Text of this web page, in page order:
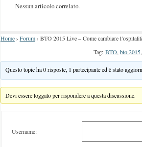
Nessun articolo correlato.
Home› Forum› BTO 2015 Live – Come cambiare
Tag: BTO, bto 2015,
Questo topic ha 0 risposte, 1 partecipante ed è stato
Devi essere loggato per rispondere a questa discussione.
Username: